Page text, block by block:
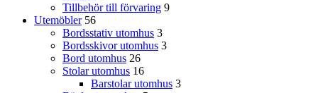
Tillbehör till förvaring 9
Utemöbler 56
Bordsstativ utomhus 3
Bordsskivor utomhus 3
Bord utomhus 26
Stolar utomhus 16
Barstolar utomhus 3